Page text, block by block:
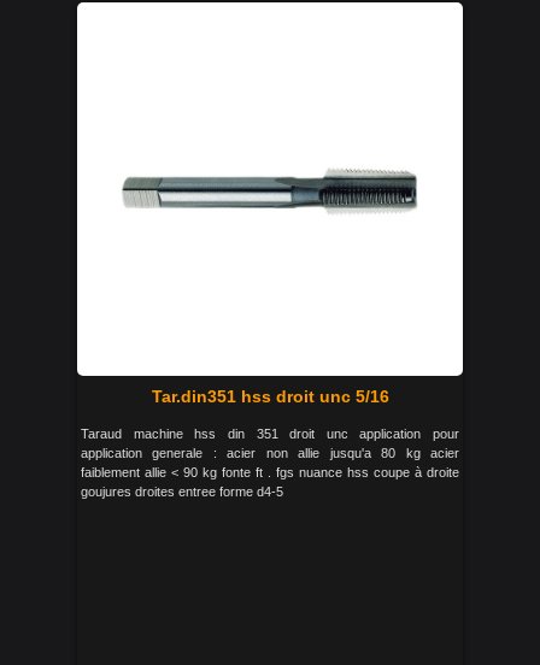
Tar.din351 hss droit unc 5/16
Taraud machine hss din 351 droit unc application pour
application generale : acier non allie jusqu'a 80 kg acier
faiblement allie < 90 kg fonte ft . fgs nuance hss coupe à droite
goujures droites entree forme d4-5